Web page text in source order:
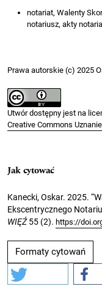
notariat, Walenty
notariusz, akty
Prawa autorskie (c) 2025
Utwór dostępny jest na
Creative Commons
Jak cytować
Kanecki, Oskar. 2025.
Ekscentrycznego
WIĘŹ55 (2). https://
Formaty cytowań